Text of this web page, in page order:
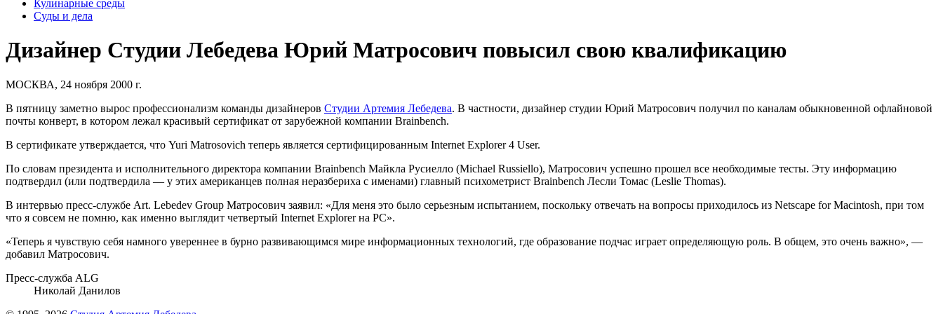
Кулинарные среды
Суды и дела
Дизайнер Студии Лебедева Юрий Матросович повысил свою квалификацию
МОСКВА, 24 ноября 2000 г.
В пятницу заметно вырос профессионализм команды дизайнеров Студии Артемия Лебедева. В частности, дизайнер cтудии Юрий Матросович получил по каналам обыкновенной офлайновой
почты конверт, в котором лежал красивый сертификат от зарубежной компании Brainbench.
В сертификате утверждается, что Yuri Matrosovich теперь является сертифицированным Internet Explorer 4 User.
По словам президента и исполнительного директора компании Brainbench Майкла Русиелло (Michael Russiello), Матросович успешно прошел все необходимые тесты. Эту информацию
подтвердил (или подтвердила — у этих американцев полная неразбериха с именами) главный психометрист Brainbench Лесли Томас (Leslie Thomas).
В интервью пресс-службе Art. Lebedev Group Матросович заявил: «Для меня это было серьезным испытанием, поскольку отвечать на вопросы приходилось из Netscape for Macintosh, при том
что я совсем не помню, как именно выглядит четвертый Internet Explorer на PC».
«Теперь я чувствую себя намного увереннее в бурно развивающимся мире информационных технологий, где образование подчас играет определяющую роль. В общем, это очень важно», —
добавил Матросович.
Пресс-служба ALG
Николай Данилов